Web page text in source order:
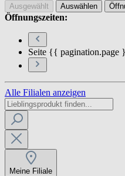
Ausgewählt Auswählen
Öffnungszeiten:
Seite {{
Alle Filialen anzeigen
Meine Filiale